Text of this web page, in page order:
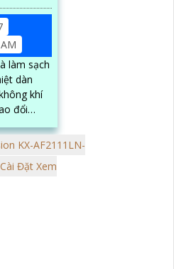
làm sạch
dàn
khí
đổi
cao
lạnh
mùi hôi
KX-AF2111LN-
Đặt Xem